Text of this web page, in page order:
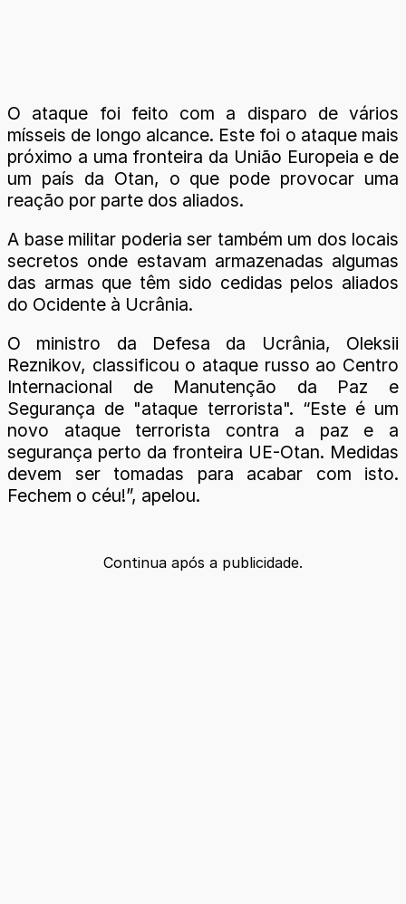
O ataque foi feito com a disparo de vários
mísseis de longo alcance. Este foi o ataque mais
próximo a uma fronteira da União Europeia e de
um país da Otan, o que pode provocar uma
reação por parte dos aliados.
A base militar poderia ser também um dos locais
secretos onde estavam armazenadas algumas
das armas que têm sido cedidas pelos aliados
do Ocidente à Ucrânia.
O ministro da Defesa da Ucrânia, Oleksii
Reznikov, classificou o ataque russo ao Centro
Internacional de Manutenção da Paz e
Segurança de "ataque terrorista". “Este é um
novo ataque terrorista contra a paz e a
segurança perto da fronteira UE-Otan. Medidas
devem ser tomadas para acabar com isto.
Fechem o céu!”, apelou.
Continua após a publicidade.